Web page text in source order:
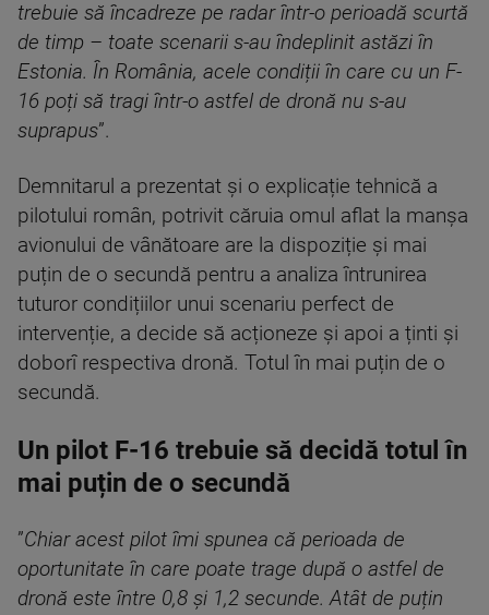
trebuie să încadreze pe radar într-o perioadă scurtă
de timp – toate scenarii s-au îndeplinit astăzi în
Estonia. În România, acele condiții în care cu un F-
16 poți să tragi într-o astfel de dronă nu s-au
suprapus”.
Demnitarul a prezentat și o explicație tehnică a
pilotului român, potrivit căruia omul aflat la manșa
avionului de vânătoare are la dispoziție și mai
puțin de o secundă pentru a analiza întrunirea
tuturor condițiilor unui scenariu perfect de
intervenție, a decide să acționeze și apoi a ținti și
doborî respectiva dronă. Totul în mai puțin de o
secundă.
Un pilot F-16 trebuie să decidă totul în
mai puțin de o secundă
”Chiar acest pilot îmi spunea că perioada de
oportunitate în care poate trage după o astfel de
dronă este între 0,8 și 1,2 secunde. Atât de puțin